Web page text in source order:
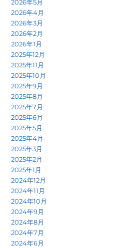
2026年5月
2026年4月
2026年3月
2026年2月
2026年1月
2025年12月
2025年11月
2025年10月
2025年9月
2025年8月
2025年7月
2025年6月
2025年5月
2025年4月
2025年3月
2025年2月
2025年1月
2024年12月
2024年11月
2024年10月
2024年9月
2024年8月
2024年7月
2024年6月